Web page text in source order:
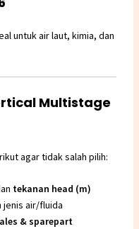
untuk air laut, kimia, dan
Multistage
agar tidak salah pilih:
tekanan head (m)
jenis air/fluida
& sparepart